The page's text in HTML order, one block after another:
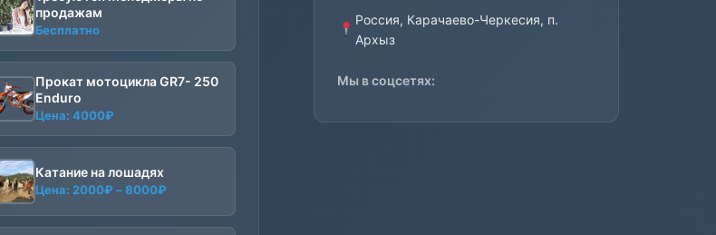
продажам
Бесплатно
Прокат мотоцикла GR7- 250
Enduro
Цена: 4000₽
Катание на лошадях
Цена: 2000₽ – 8000₽Диапазон
2000₽
Россия, Карачаево-Черкесия, п.
Архыз
Мы в соцсетях: